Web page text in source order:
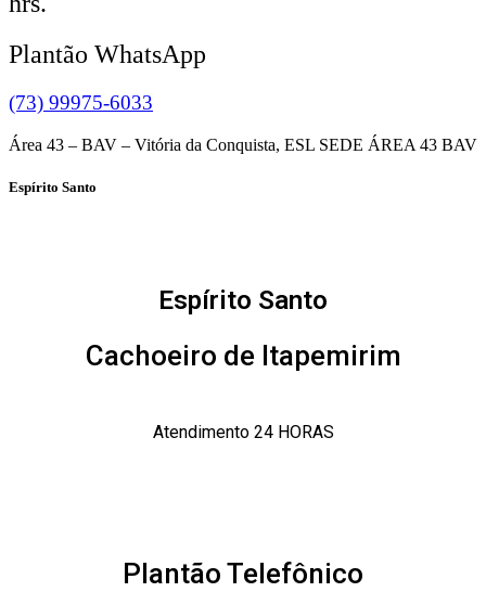
Plantão WhatsApp
(73) 99975-6033
Área 43 – BAV – Vitória da Conquista, ESL SEDE ÁREA 43 BAV
Espírito Santo
Espírito Santo
Cachoeiro de Itapemirim
Atendimento 24 HORAS
Plantão Telefônico